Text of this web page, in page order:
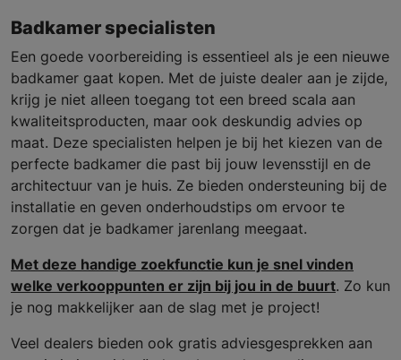
Badkamer specialisten
Een goede voorbereiding is essentieel als je een nieuwe
badkamer gaat kopen. Met de juiste dealer aan je zijde,
krijg je niet alleen toegang tot een breed scala aan
kwaliteitsproducten, maar ook deskundig advies op
maat. Deze specialisten helpen je bij het kiezen van de
perfecte badkamer die past bij jouw levensstijl en de
architectuur van je huis. Ze bieden ondersteuning bij de
installatie en geven onderhoudstips om ervoor te
zorgen dat je badkamer jarenlang meegaat.
Met deze handige zoekfunctie kun je snel vinden
welke verkooppunten er zijn bij jou in de buurt. Zo kun
je nog makkelijker aan de slag met je project!
Veel dealers bieden ook gratis adviesgesprekken aan